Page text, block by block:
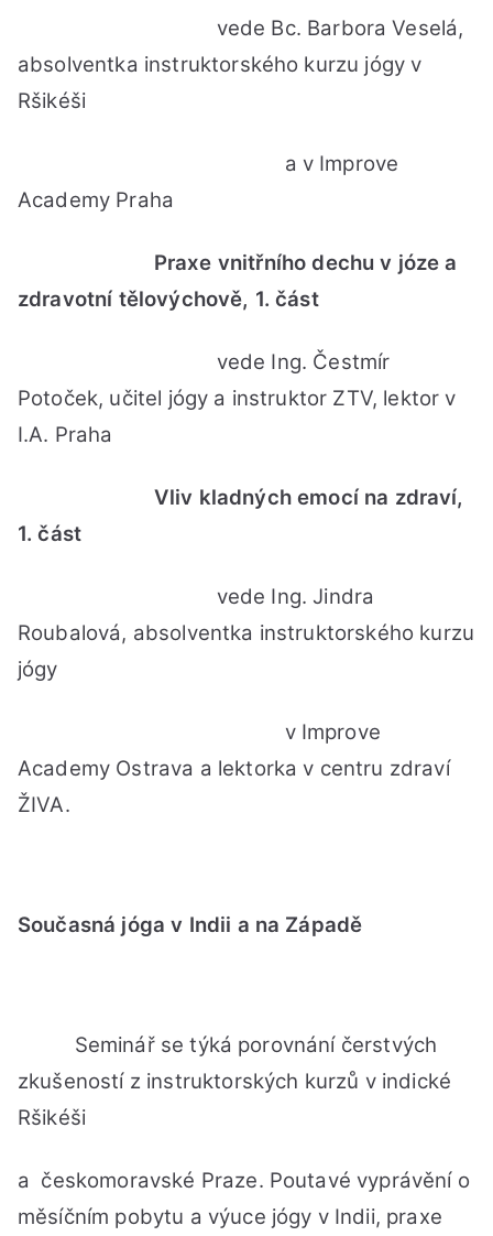
vede Bc. Barbora Veselá,
absolventka instruktorského kurzu jógy v
Ršikéši
a v Improve
Academy Praha
Praxe vnitřního dechu v józe a
zdravotní tělovýchově, 1. část
vede Ing. Čestmír
Potoček, učitel jógy a instruktor ZTV, lektor v
I.A. Praha
Vliv kladných emocí na zdraví,
1. část
vede Ing. Jindra
Roubalová, absolventka instruktorského kurzu
jógy
v Improve
Academy Ostrava a lektorka v centru zdraví
ŽIVA.
Současná jóga v Indii a na Západě
Seminář se týká porovnání čerstvých
zkušeností z instruktorských kurzů v indické
Ršikéši
a českomoravské Praze. Poutavé vyprávění o
měsíčním pobytu a výuce jógy v Indii, praxe